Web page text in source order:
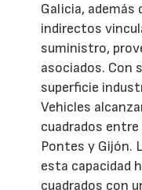
Galicia, además
indirectos
suministro,
asociados. Con
superficie
Vehicles
cuadrados
Pontes y Gijón.
esta capacidad
cuadrados con